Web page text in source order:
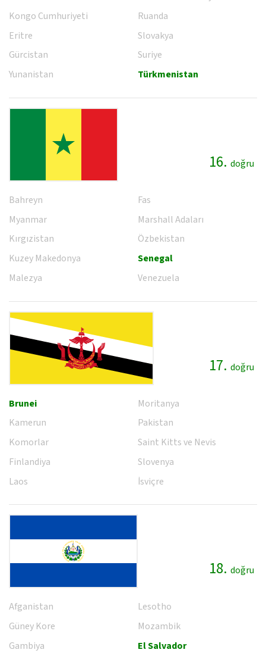
Kongo Cumhuriyeti
Eritre
Gürcistan
Yunanistan
Ruanda
Slovakya
Suriye
Türkmenistan
16. doğru
Bahreyn
Myanmar
Kırgızistan
Kuzey Makedonya
Malezya
Fas
Marshall Adaları
Özbekistan
Senegal
Venezuela
17. doğru
Brunei
Kamerun
Komorlar
Finlandiya
Laos
Moritanya
Pakistan
Saint Kitts ve Nevis
Slovenya
İsviçre
18. doğru
Afganistan
Güney Kore
Gambiya
Lesotho
Mozambik
El Salvador